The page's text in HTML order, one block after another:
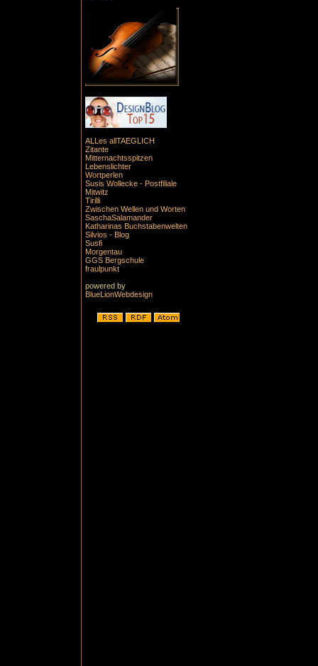
ALLes allTAEGLICH
Zitante
Mitternachtsspitzen
Lebenslichter
Wortperlen
Susis Wollecke - Postfiliale
Mitwitz
Tirilli
Zwischen Wellen und Worten
SaschaSalamander
Katharinas Buchstabenwelten
Silvios - Blog
Susfi
Morgentau
GGS Bergschule
fraulpunkt
powered by
BlueLionWebdesign